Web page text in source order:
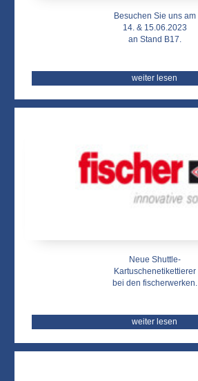
Besuchen Sie uns am
14. & 15.06.2023
an Stand B17.
weiter lesen
Neue Shuttle-
Kartuschenetikettierer
bei den fischerwerken.
weiter lesen